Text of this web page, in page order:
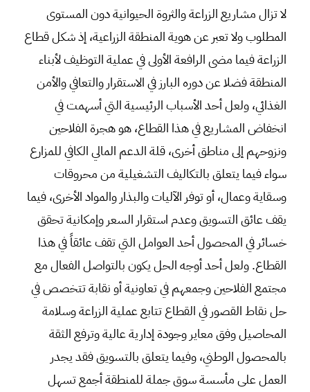
لا تزال مشاريع الزراعة والثروة الحيوانية دون المستوى
المطلوب ولا تعبر عن هوية المنطقة الزراعية، إذ شكل قطاع
الزراعة فيما مضى الرافعة الأولى في عملية التوظيف لأبناء
المنطقة فضلا عن دوره البارز في الاستقرار والتعافي والأمن
الغذائي، ولعل أحد الأسباب الرئيسية التي أسهمت في
انخفاض المشاريع في هذا القطاع، هو هجرة الفلاحين
ونزوحهم إلى مناطق أخرى، قلة الدعم المالي الكافي للمزارع
سواء فيما يتعلق بالتكاليف التشغيلية من محروقات
وسقاية وعمال، أو توفر الآليات والبذار والمواد الأخرى، فيما
يقف عائق التسويق وعدم استقرار السعر وإمكانية تحقق
خسائر في المحصول أحد العوامل التي تقف عائقاً في هذا
القطاع. ولعل أحد أوجه الحل يكون بالتواصل الفعال مع
مجتمع الفلاحين وجمعهم في تعاونية أو نقابة تتخصص في
حل نقاط القصور في القطاع تتابع عملية الزراعة وسلامة
المحاصيل وفق معاير وجودة إدارية عالية وترفع الثقة
بالمحصول الوطني، وفيما يتعلق بالتسويق فقد يجدر
العمل على مأسسة سوق جملة للمنطقة أجمع تسهل